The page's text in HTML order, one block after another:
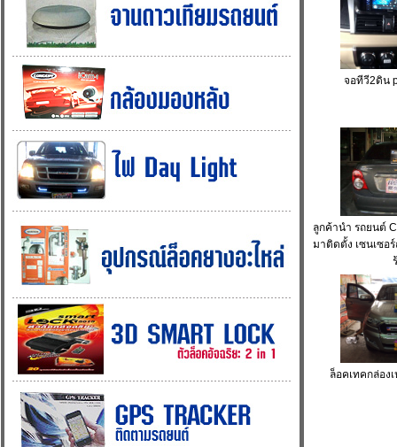
จอทีวี2ดิน
ลูกค้านำ รถยนต์
มาติดตั้ง เซนเซอ
ล็อคเทคกล่อง